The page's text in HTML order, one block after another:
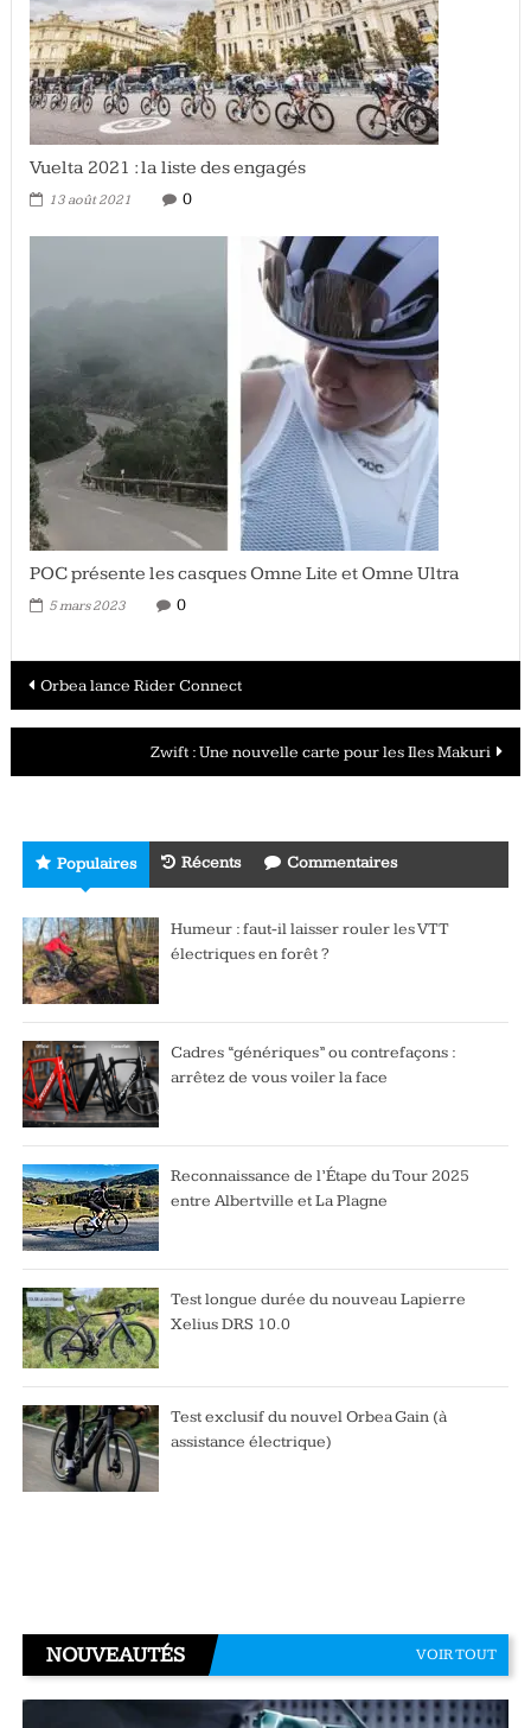
Vuelta 2021 : la liste des engagés
13 août 2021 0
POC présente les casques Omne Lite et Omne Ultra
5 mars 2023 0
Navigation
des
articles
Orbea lance Rider Connect
Zwift : Une nouvelle carte pour les Iles Makuri
Populaires Récents Commentaires
Humeur : faut-il laisser rouler les VTT
électriques en forêt ?
Cadres “génériques” ou contrefaçons :
arrêtez de vous voiler la face
Reconnaissance de l’Étape du Tour 2025
entre Albertville et La Plagne
Test longue durée du nouveau Lapierre
Xelius DRS 10.0
Test exclusif du nouvel Orbea Gain (à
assistance électrique)
NOUVEAUTÉS VOIR TOUT